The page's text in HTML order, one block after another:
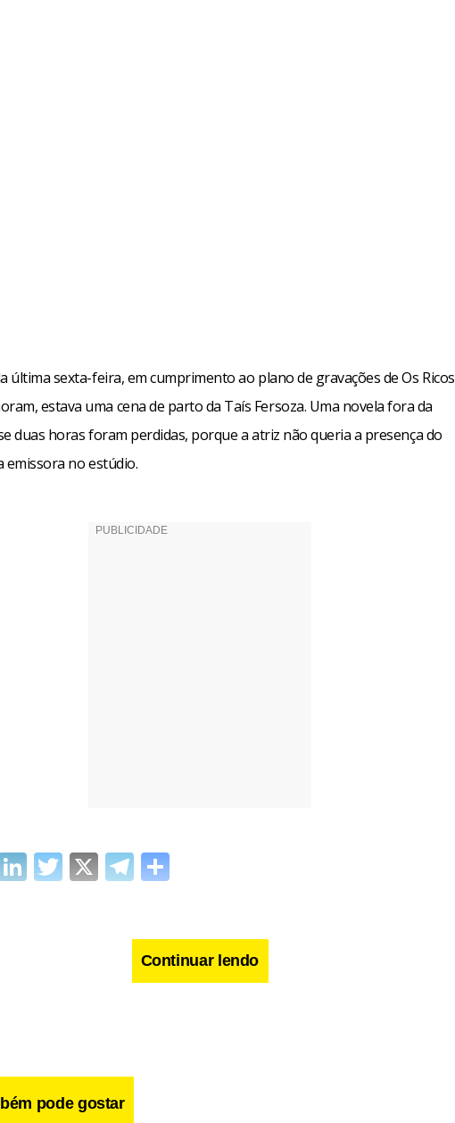
última sexta-feira, em cumprimento ao plano de gravações de Os Ricos
estava uma cena de parto da Taís Fersoza. Uma novela fora da
duas horas foram perdidas, porque a atriz não queria a presença do
no estúdio.
LinkedIn
Twitter
X Telegram
Continuar lendo
pode gostar